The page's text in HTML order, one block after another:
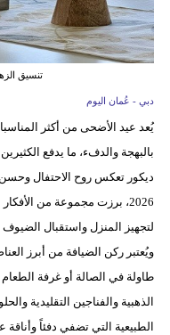
تنسيق
دبي - عُمان اليوم
يُعد عيد الأضحى من أكثر
بالبهجة والدفء، ما يدفع
ديكور تعكس روح الاحتفال وحسن
2026، برزت مجموعة من
لتجهيز المنزل واستقبال الضيوف
ويُعتبر ركن الضيافة من أبرز
طاولة في الصالة أو غرفة
الذهبية والفناجين التقليدية
الطبيعية التي تضفي دفئاً